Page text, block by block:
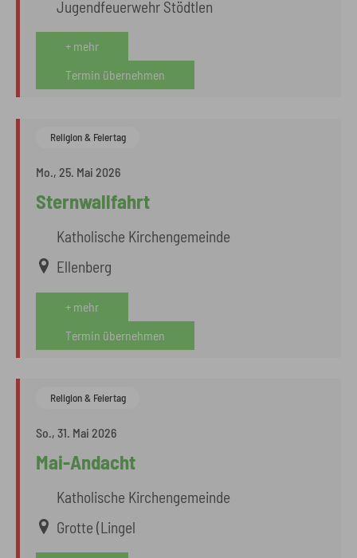
Jugendfeuerwehr Stödtlen
+ mehr
Termin übernehmen
Mo., 25. Mai 2026
Sternwallfahrt
Katholische Kirchengemeinde
Ellenberg
+ mehr
Termin übernehmen
Religion & Feiertag
So., 31. Mai 2026
Mai-Andacht
Katholische Kirchengemeinde
Grotte (Lingel
Religion & Feiertag